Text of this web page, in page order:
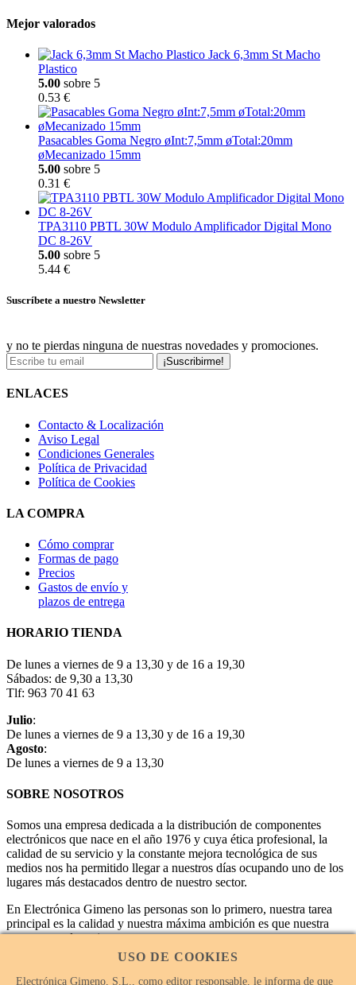
Mejor valorados
Jack 6,3mm St Macho
Plastico
5.00 sobre 5
0.53 €
Pasacables Goma Negro øInt:7,5mm øTotal:20mm
øMecanizado 15mm
5.00 sobre 5
0.31 €
TPA3110 PBTL 30W Modulo Amplificador Digital Mono
DC 8-26V
5.00 sobre 5
5.44 €
Suscríbete a nuestro Newsletter
y no te pierdas ninguna de nuestras novedades y promociones.
¡Suscribirme!
ENLACES
Contacto & Localización
Aviso Legal
Condiciones Generales
Política de Privacidad
Política de Cookies
LA COMPRA
Cómo comprar
Formas de pago
Precios
Gastos de envío y
plazos de entrega
HORARIO TIENDA
De lunes a viernes de 9 a 13,30 y de 16 a 19,30
Sábados: de 9,30 a 13,30
Tlf: 963 70 41 63
Julio:
De lunes a viernes de 9 a 13,30 y de 16 a 19,30
Agosto:
De lunes a viernes de 9 a 13,30
SOBRE NOSOTROS
Somos una empresa dedicada a la distribución de componentes
electrónicos que nace en el año 1976 y cuya ética profesional, la
calidad de su servicio y la constante mejora tecnológica de sus
medios nos ha permitido llegar a nuestros días ocupando uno de los
lugares más destacados dentro de nuestro sector.
En Electrónica Gimeno las personas son lo primero, nuestra tarea
principal es la calidad y nuestra máxima ambición es que nuestra
empresa sea la mejor.
USO DE COOKIES
Electrónica Gimeno, S.L., como editor responsable, le informa de que